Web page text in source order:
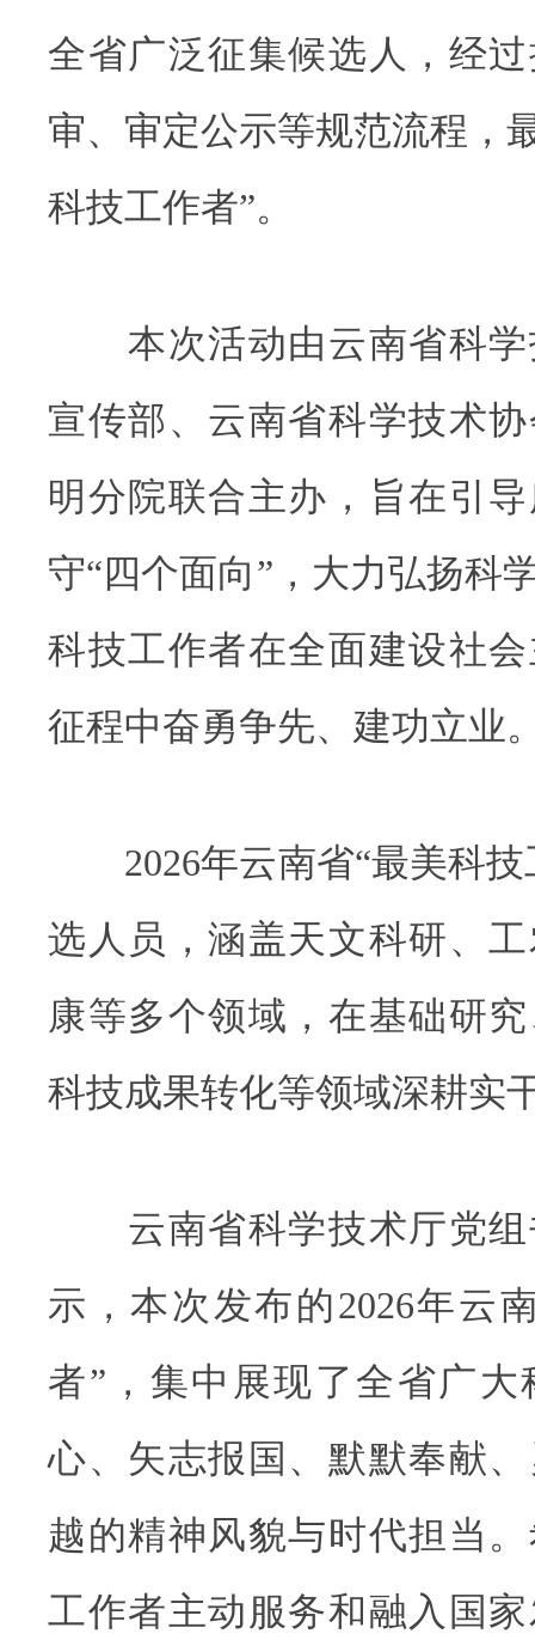
全省广泛征集候选人，经
审、审定公示等规范流程，
科技工作者”。
本次活动由云南省科学
宣传部、云南省科学技术
明分院联合主办，旨在引
守“四个面向”，大力弘扬科
科技工作者在全面建设社
征程中奋勇争先、建功立业
2026年云南省“最美科技
选人员，涵盖天文科研、
康等多个领域，在基础研
科技成果转化等领域深耕实
云南省科学技术厅党组
示，本次发布的2026年云
者”，集中展现了全省广
心、矢志报国、默默奉献
越的精神风貌与时代担当
工作者主动服务和融入国